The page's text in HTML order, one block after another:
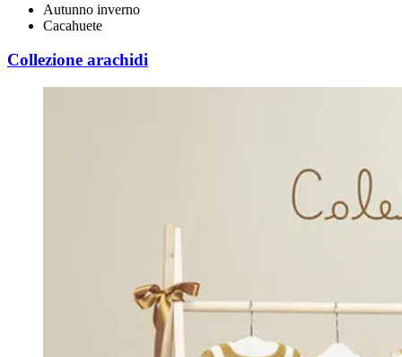
Autunno inverno
Cacahuete
Collezione arachidi